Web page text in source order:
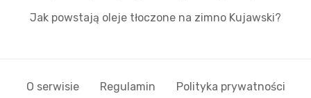
Jak powstają oleje tłoczone na zimno Kujawski?
O serwisie Regulamin Polityka prywatności